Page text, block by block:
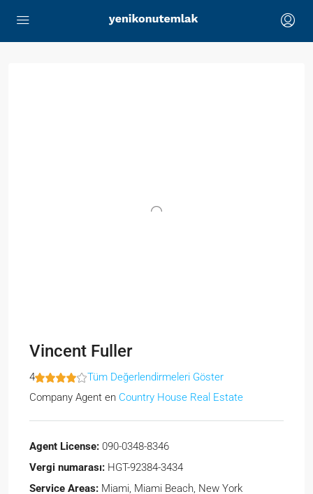
Vincent Fuller
4
Tüm Değerlendirmeleri Göster
Company Agent en Country House Real Estate
Agent License: 090-0348-8346
Vergi numarası: HGT-92384-3434
Service Areas: Miami, Miami Beach, New York